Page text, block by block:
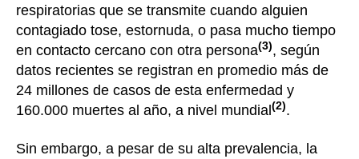
respiratorias que se transmite cuando alguien
contagiado tose, estornuda, o pasa mucho tiempo
en contacto cercano con otra persona(3), según
datos recientes se registran en promedio más de
24 millones de casos de esta enfermedad y
160.000 muertes al año, a nivel mundial (2).
Sin embargo, a pesar de su alta prevalencia, la